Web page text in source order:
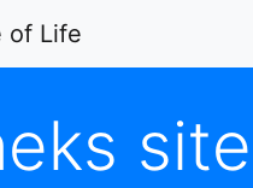
of Life